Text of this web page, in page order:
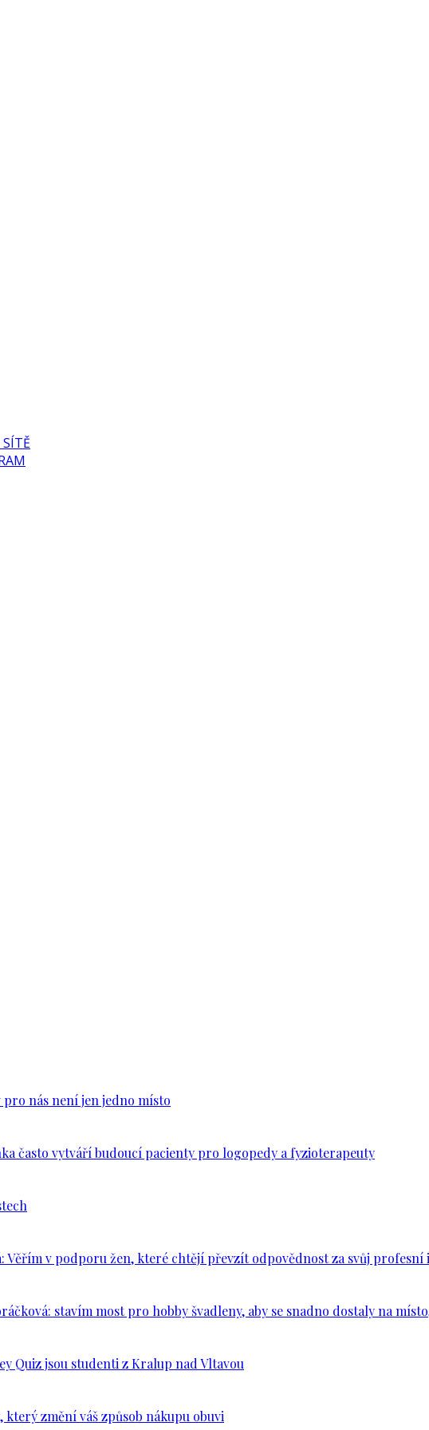
nás není jen jedno místo
často vytváří budoucí pacienty pro logopedy a fyzioterapeuty
Věřím v podporu žen, které chtějí převzít odpovědnost za svůj profesní
stavím most pro hobby švadleny, aby se snadno dostaly na
Quiz jsou studenti z Kralup nad Vltavou
změní váš způsob nákupu obuvi